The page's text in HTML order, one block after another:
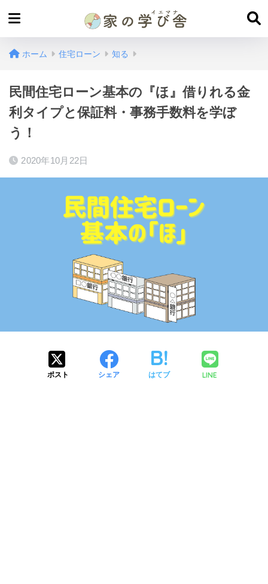
ホーム 住宅ローン 知る
民間住宅ローン基本の『ほ』借りれる金
利タイプと保証料・事務手数料を学ぼ
う！
2020年10月22日
ポスト シェア はてブ LINE